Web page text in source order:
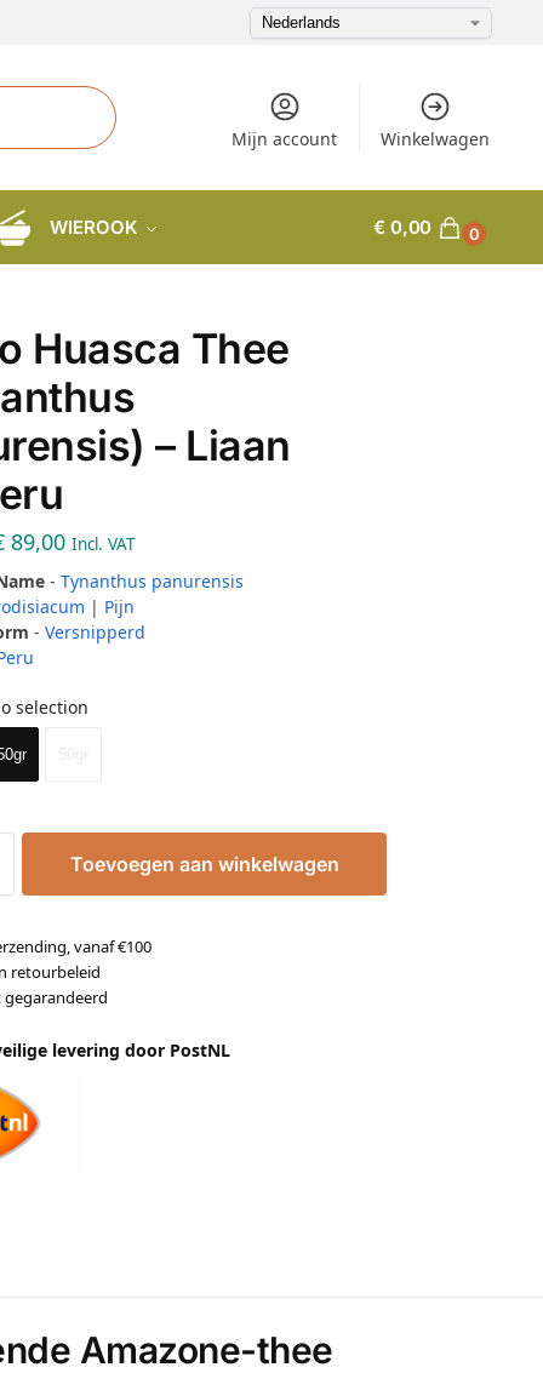
Mijn account Winkelwagen
WIEROOK € 0,00 0
Huasca Thee
– Liaan
89,00 Incl. VAT
-Tynanthus panurensis
| Pijn
-Versnipperd
selection
Toevoegen aan winkelwagen
vanaf €100
retourbeleid
gegarandeerd
levering door PostNL
Amazone-thee